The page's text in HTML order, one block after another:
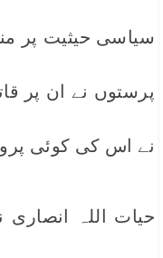
سیاسی حیثیت پر
پرستوں نے ان پر
نے اس کی کوئی
حیات اللہ